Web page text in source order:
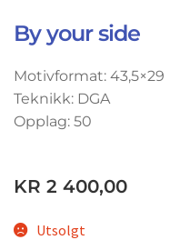
By your side
Motivformat: 43,5×29
Teknikk: DGA
Opplag: 50
KR 2 400,00
Utsolgt